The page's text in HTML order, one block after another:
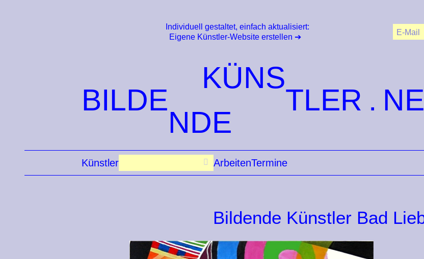
Individuell gestaltet, einfach aktualisiert:
Eigene Künstler-Website erstellen
BILDE
NDE
KÜNS
TLER
Künstler ArbeitenTermine
Bildende Künstler Bad